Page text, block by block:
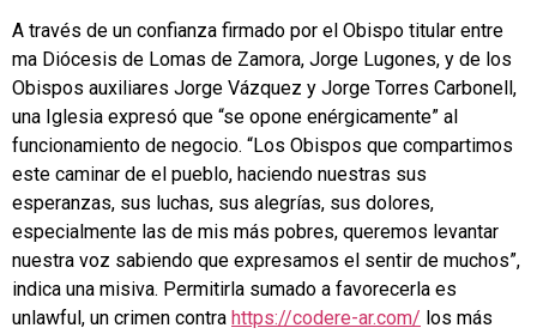
A través de un confianza firmado por el Obispo titular entre
ma Diócesis de Lomas de Zamora, Jorge Lugones, y de los
Obispos auxiliares Jorge Vázquez y Jorge Torres Carbonell,
una Iglesia expresó que “se opone enérgicamente” al
funcionamiento de negocio. “Los Obispos que compartimos
este caminar de el pueblo, haciendo nuestras sus
esperanzas, sus luchas, sus alegrías, sus dolores,
especialmente las de mis más pobres, queremos levantar
nuestra voz sabiendo que expresamos el sentir de muchos”,
indica una misiva. Permitirla sumado a favorecerla es
unlawful, un crimen contra https://codere-ar.com/ los más